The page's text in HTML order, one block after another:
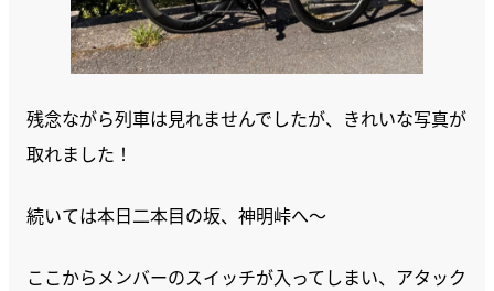
残念ながら列車は見れませんでしたが、きれいな写真が
取れました！
続いては本日二本目の坂、神明峠へ～
ここからメンバーのスイッチが入ってしまい、アタック